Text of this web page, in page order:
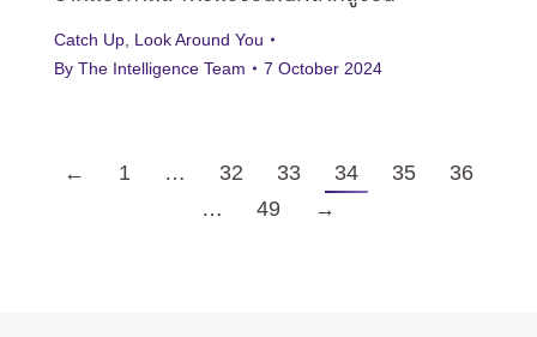
Catch Up Look Around You
By The Intelligence Team 7 October 2024
← 1 … 32 33 34 35
36
…
49 →